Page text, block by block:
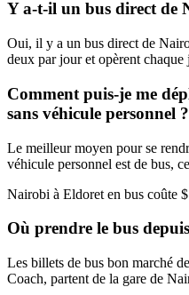
Y a-t-il un bus direct de
Oui, il y a un bus direct de
deux par jour et opèrent
Comment puis-je me
sans véhicule personnel ?
Le meilleur moyen pour se
véhicule personnel est de bus,
Nairobi à Eldoret en bus coûte
Où prendre le bus
Les billets de bus bon marché
Coach, partent de la gare de